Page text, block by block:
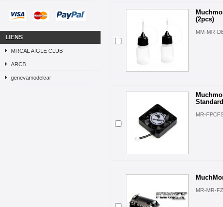
LIENS
MRCAL AIGLE CLUB
ARCB
genevamodelcar
(2pcs)
MM-MR-
MR-
MR-MR-